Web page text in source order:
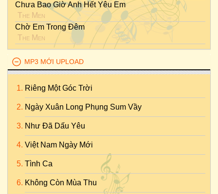
Chưa Bao Giờ Anh Hết Yêu Em
The Men
Chờ Em Trong Đêm
The Men
MP3 MỚI UPLOAD
Riêng Một Góc Trời
Ngày Xuân Long Phụng Sum Vầy
Như Đã Dấu Yêu
Việt Nam Ngày Mới
Tình Ca
Không Còn Mùa Thu